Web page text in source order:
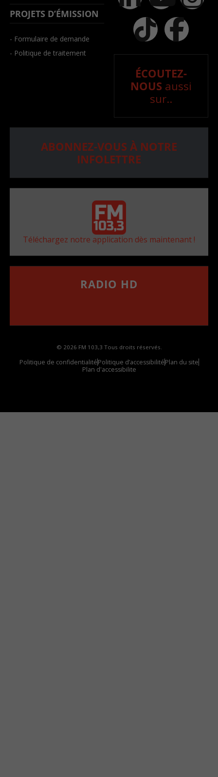
PROJETS D’ÉMISSION
- Formulaire de demande
- Politique de traitement
ÉCOUTEZ-
NOUS aussi
sur..
ABONNEZ-VOUS À NOTRE
INFOLETTRE
Téléchargez notre application dès maintenant !
RADIO HD
© 2026 FM 103,3 Tous droits réservés.
Politique de confidentialitéPolitique d’accessibilitéPlan du site
Plan d'accessibilite